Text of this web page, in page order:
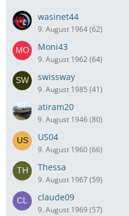
wasinet44
9. August 1964 (62)
Moni43
9. August 1962 (64)
swissway
9. August 1985 (41)
atiram20
9. August 1946 (80)
US04
9. August 1960 (66)
Thessa
9. August 1967 (59)
claude09
9. August 1969 (57)